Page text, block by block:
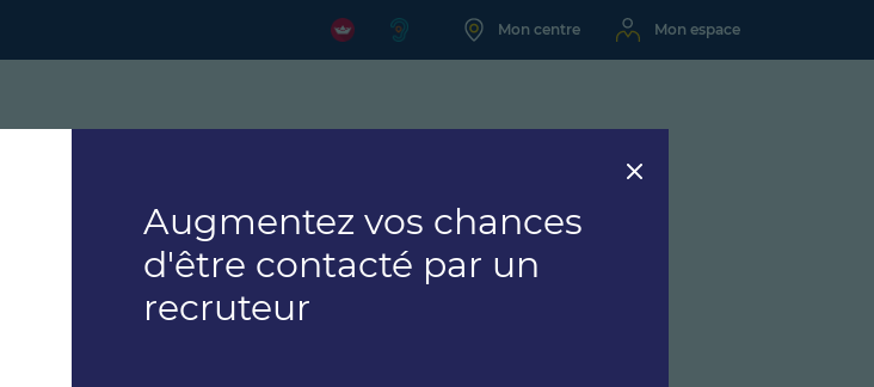
Augmentez vos chances
d'être contacté par un
recruteur
Mon centre Mon espace